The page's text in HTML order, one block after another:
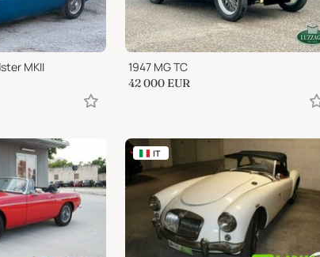
MKII 1947 MG TC
42 000 EUR
IT